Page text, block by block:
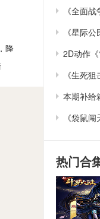
降
Switch
《全面
作
《星际
体验
2D动作
Steam/
《生死
本期补给
《袋鼠
赏
热门合